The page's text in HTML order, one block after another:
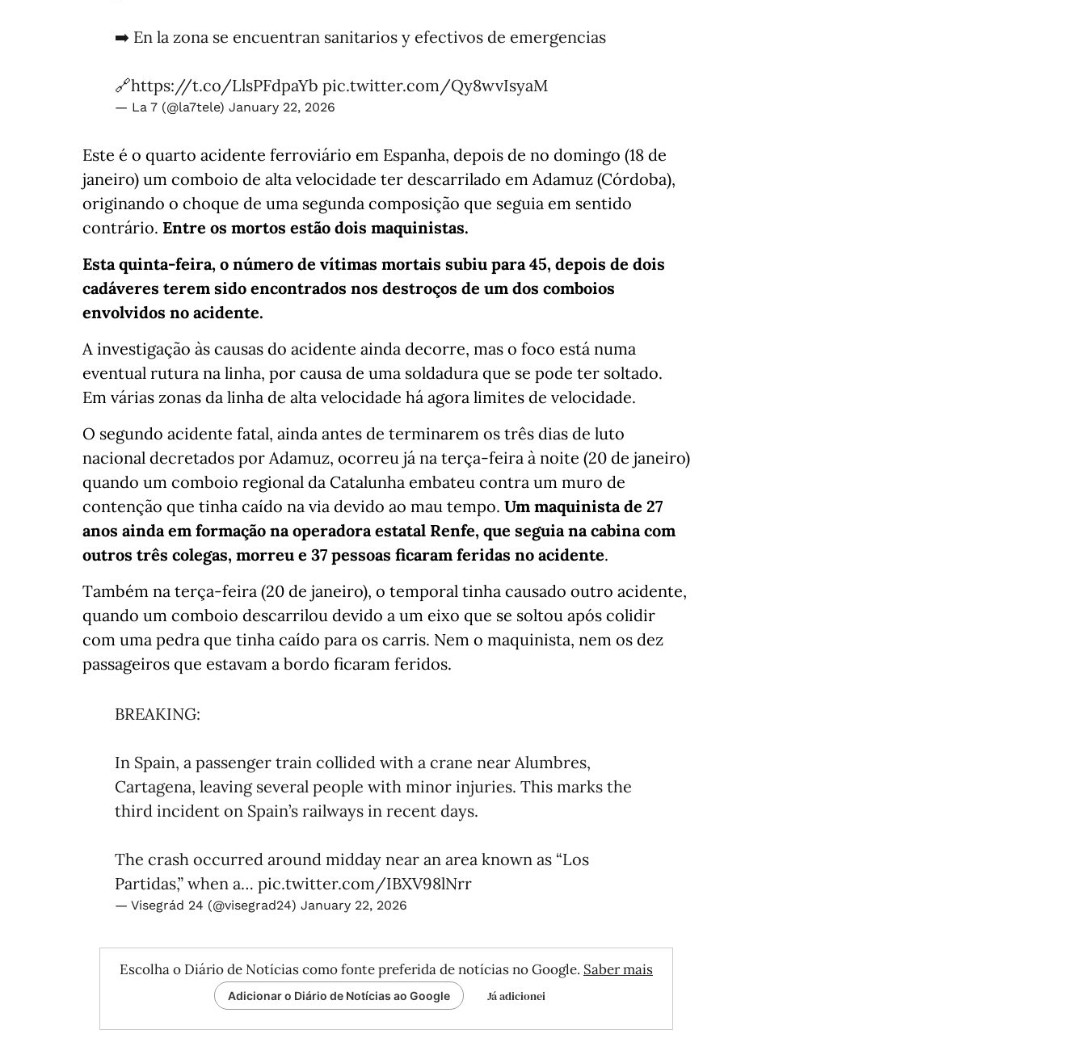
➡️ En la zona se encuentran sanitarios y efectivos de emergencias
🔗https://t.co/LlsPFdpaYb pic.twitter.com/Qy8wvIsyaM
— La 7 (@la7tele) January 22, 2026
Este é o quarto acidente ferroviário em Espanha, depois de no domingo (18 de
janeiro) um comboio de alta velocidade ter descarrilado em Adamuz (Córdoba),
originando o choque de uma segunda composição que seguia em sentido
contrário. Entre os mortos estão dois maquinistas.
Esta quinta-feira, o número de vítimas mortais subiu para 45, depois de dois
cadáveres terem sido encontrados nos destroços de um dos comboios
envolvidos no acidente.
A investigação às causas do acidente ainda decorre, mas o foco está numa
eventual rutura na linha, por causa de uma soldadura que se pode ter soltado.
Em várias zonas da linha de alta velocidade há agora limites de velocidade.
O segundo acidente fatal, ainda antes de terminarem os três dias de luto
nacional decretados por Adamuz, ocorreu já na terça-feira à noite (20 de janeiro)
quando um comboio regional da Catalunha embateu contra um muro de
contenção que tinha caído na via devido ao mau tempo. Um maquinista de 27
anos ainda em formação na operadora estatal Renfe, que seguia na cabina com
outros três colegas, morreu e 37 pessoas ficaram feridas no acidente.
Também na terça-feira (20 de janeiro), o temporal tinha causado outro acidente,
quando um comboio descarrilou devido a um eixo que se soltou após colidir
com uma pedra que tinha caído para os carris. Nem o maquinista, nem os dez
passageiros que estavam a bordo ficaram feridos.
BREAKING:
In Spain, a passenger train collided with a crane near Alumbres,
Cartagena, leaving several people with minor injuries. This marks the
third incident on Spain’s railways in recent days.
The crash occurred around midday near an area known as “Los
Partidas,” when a… pic.twitter.com/IBXV98lNrr
— Visegrád 24 (@visegrad24) January 22, 2026
Escolha o Diário de Notícias como fonte preferida de notícias no Google. Saber mais
Adicionar o Diário de Notícias ao Google Já adicionei